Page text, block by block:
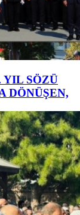
YIL SÖZÜ